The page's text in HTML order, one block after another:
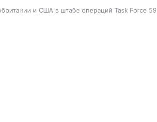
и США в штабе операций Task Force 59